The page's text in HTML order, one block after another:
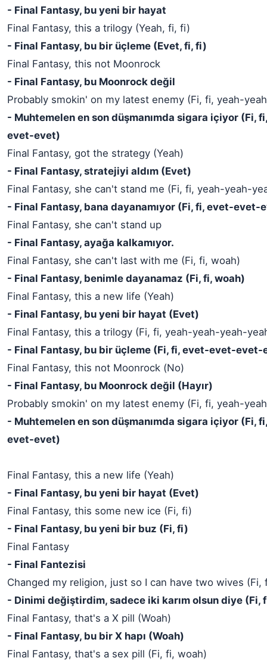
- Final Fantasy, bu yeni bir hayat
Final Fantasy, this a trilogy (Yeah, fi, fi)
- Final Fantasy, bu bir üçleme (Evet, fi, fi)
Final Fantasy, this not Moonrock
- Final Fantasy, bu Moonrock değil
Probably smokin' on my latest enemy (Fi, fi, yeah-
- Muhtemelen en son düşmanımda sigara içiyor (Fi,
evet-evet)
Final Fantasy, got the strategy (Yeah)
- Final Fantasy, stratejiyi aldım (Evet)
Final Fantasy, she can't stand me (Fi, fi, yeah-yeah-
- Final Fantasy, bana dayanamıyor (Fi, fi, evet-
Final Fantasy, she can't stand up
- Final Fantasy, ayağa kalkamıyor.
Final Fantasy, she can't last with me (Fi, fi, woah)
- Final Fantasy, benimle dayanamaz (Fi, fi, woah)
Final Fantasy, this a new life (Yeah)
- Final Fantasy, bu yeni bir hayat (Evet)
Final Fantasy, this a trilogy (Fi, fi, yeah-yeah-yeah-
- Final Fantasy, bu bir üçleme (Fi, fi, evet-evet-evet-
Final Fantasy, this not Moonrock (No)
- Final Fantasy, bu Moonrock değil (Hayır)
Probably smokin' on my latest enemy (Fi, fi, yeah-
- Muhtemelen en son düşmanımda sigara içiyor (Fi,
evet-evet)
Final Fantasy, this a new life (Yeah)
- Final Fantasy, bu yeni bir hayat (Evet)
Final Fantasy, this some new ice (Fi, fi)
- Final Fantasy, bu yeni bir buz (Fi, fi)
Final Fantasy
- Final Fantezisi
Changed my religion, just so I can have two wives (Fi,
- Dinimi değiştirdim, sadece iki karım olsun diye (Fi,
Final Fantasy, that's a X pill (Woah)
- Final Fantasy, bu bir X hapı (Woah)
Final Fantasy, that's a sex pill (Fi, fi, woah)